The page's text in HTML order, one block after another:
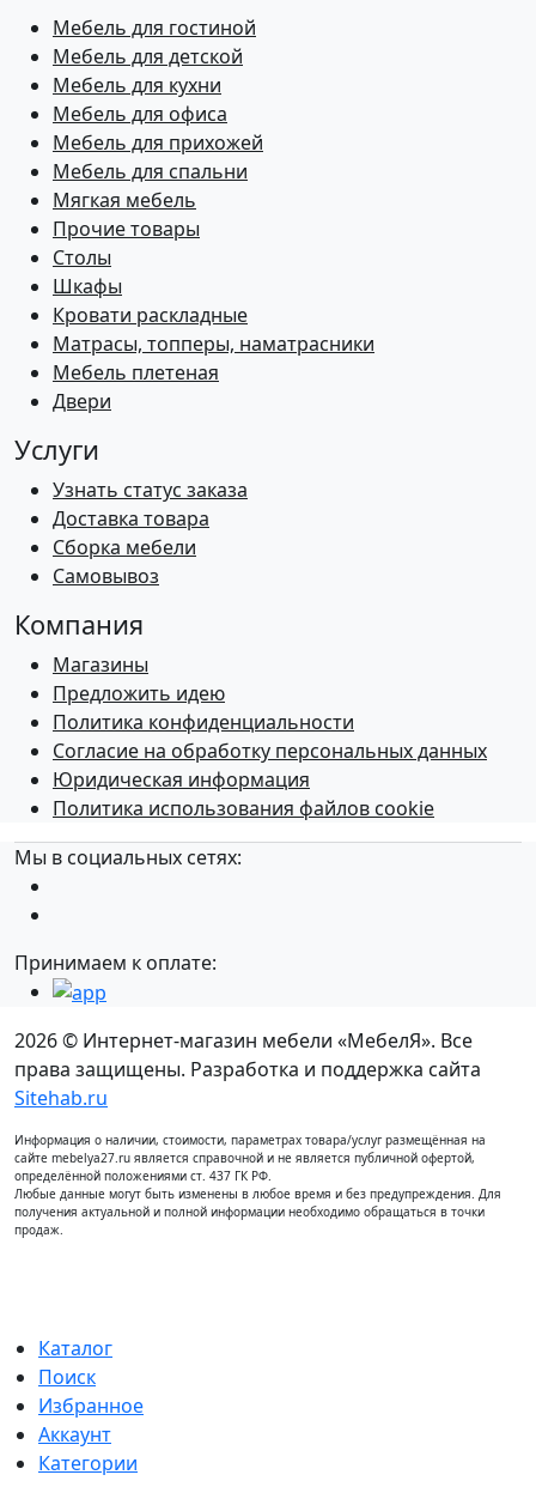
Мебель для гостиной
Мебель для детской
Мебель для кухни
Мебель для офиса
Мебель для прихожей
Мебель для спальни
Мягкая мебель
Прочие товары
Столы
Шкафы
Кровати раскладные
Матрасы, топперы, наматрасники
Мебель плетеная
Двери
Услуги
Узнать статус заказа
Доставка товара
Сборка мебели
Самовывоз
Компания
Магазины
Предложить идею
Политика конфиденциальности
Согласие на обработку персональных данных
Юридическая информация
Политика использования файлов cookie
Мы в социальных сетях:
Принимаем к оплате:
2026 © Интернет-магазин мебели «МебелЯ». Все
права защищены. Разработка и поддержка сайта
Sitehab.ru
Информация о наличии, стоимости, параметрах товара/услуг размещённая на
сайте mebelya27.ru является справочной и не является публичной офертой,
определённой положениями ст. 437 ГК РФ.
Любые данные могут быть изменены в любое время и без предупреждения. Для
получения актуальной и полной информации необходимо обращаться в точки
продаж.
Каталог
Поиск
Избранное
Аккаунт
Категории